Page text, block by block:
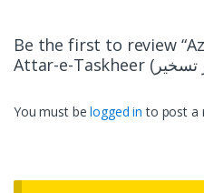
Be the first to review
You must belogged in to post a